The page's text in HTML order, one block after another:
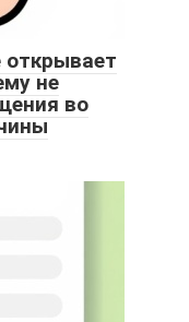
открывает
не
во